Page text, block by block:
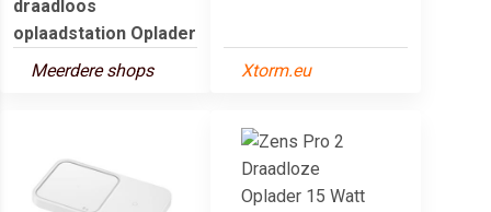
draadloos
oplaadstation Oplader
Meerdere shops
Xtorm.eu